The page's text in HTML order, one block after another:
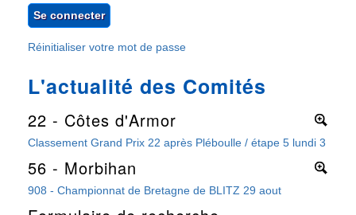
Réinitialiser votre mot de passe
L'actualité des Comités
22 - Côtes d'Armor
Classement Grand Prix 22 après Pléboulle / étape 5 lundi 3 août
More
56 - Morbihan
908 - Championnat de Bretagne de BLITZ 29 aout
More